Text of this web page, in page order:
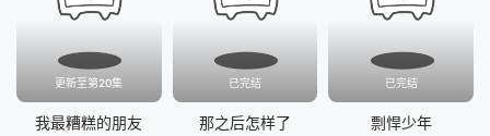
更新至第20集
我最糟糕的朋友
已完结
那之后怎样了
已完结
剽悍少年